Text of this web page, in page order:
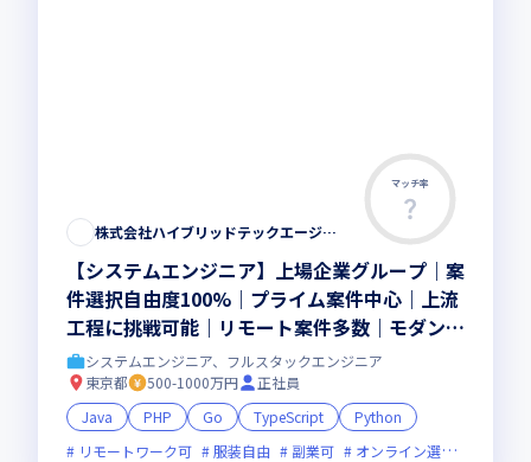
マッチ率
株式会社ハイブリッドテックエージェント
【システムエンジニア】上場企業グループ｜案
件選択自由度100%｜プライム案件中心｜上流
工程に挑戦可能｜リモート案件多数｜モダン開
発｜カジュアル面談OK
システムエンジニア、フルスタックエンジニア
東京都
500-1000万円
正社員
Java
PHP Go TypeScript
Python
リモートワーク可
服装自由 副業可 オンライン選考可